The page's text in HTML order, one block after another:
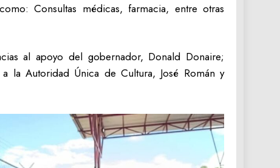
Consultas médicas, farmacia, entre otras
al apoyo del gobernador, Donald Donaire;
la Autoridad Única de Cultura, José Román y